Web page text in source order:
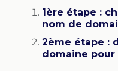
1ère étape :
nom de
2ème étape :
domaine